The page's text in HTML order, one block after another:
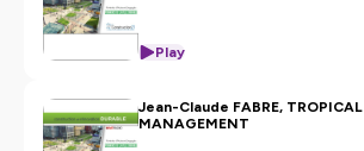
Play
Jean-Claude FABRE, TROPICAL
MANAGEMENT